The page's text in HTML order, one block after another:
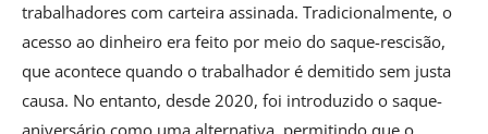
trabalhadores com carteira assinada. Tradicionalmente, o
acesso ao dinheiro era feito por meio do saque-rescisão,
que acontece quando o trabalhador é demitido sem justa
causa. No entanto, desde 2020, foi introduzido o saque-